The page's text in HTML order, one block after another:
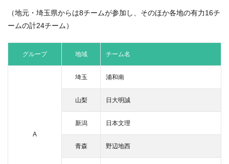
（地元・埼玉県からは8チームが参加し、そのほか各地の有力16チ
ームの計24チーム）
グループ 地域 チーム名
A
埼玉 浦和南
山梨 日大明誠
新潟 日本文理
青森 野辺地西